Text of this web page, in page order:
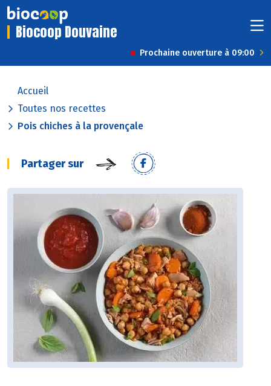
Biocoop Douvaine
Prochaine ouverture à 09:00
Accueil
Toutes nos recettes
Pois chiches à la provençale
Partager sur